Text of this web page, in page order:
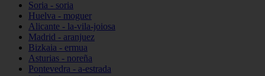
Soria - soria
Huelva - moguer
Alicante - la-vila-joiosa
Madrid - aranjuez
Bizkaia - ermua
Asturias - noreña
Pontevedra - a-estrada